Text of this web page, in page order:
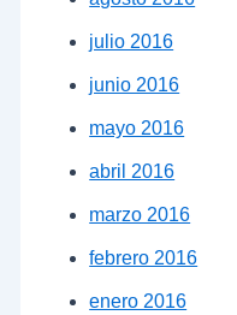
julio 2016
junio 2016
mayo 2016
abril 2016
marzo 2016
febrero 2016
enero 2016